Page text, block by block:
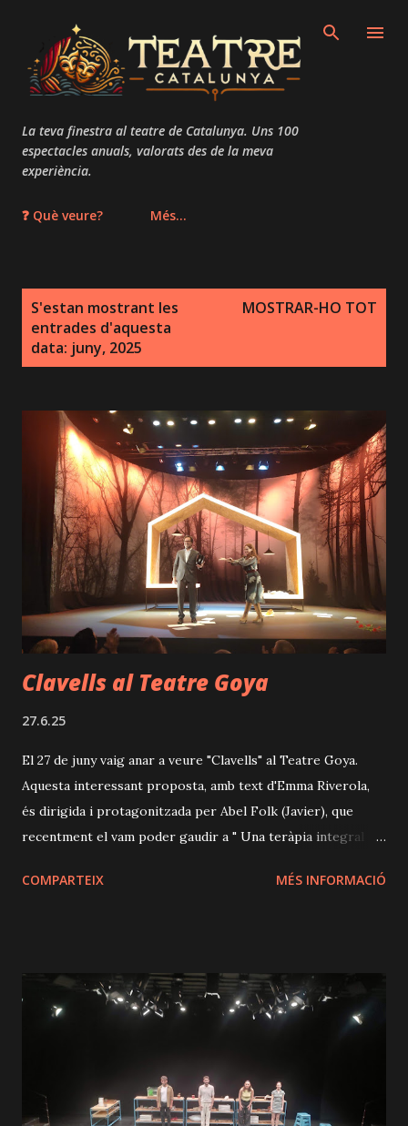
La teva finestra al teatre de Catalunya. Uns 100
espectacles anuals, valorats des de la meva
experiència.
❓ Què veure? Més…
S'estan mostrant les
entrades d'aquesta
data: juny, 2025
MOSTRAR-HO TOT
Clavells al Teatre Goya
27.6.25
El 27 de juny vaig anar a veure "Clavells" al Teatre Goya.
Aquesta interessant proposta, amb text d'Emma Riverola,
és dirigida i protagonitzada per Abel Folk (Javier), que
recentment el vam poder gaudir a " Una teràpia integral ",
figures majúscules del teatre català, amb sòlides i
l’espectacle, aquest ja sorprèn. L’escenografia, de Paco
Azorín, representa una casa moderna i minimalista al bosc,
ben treballada, constitueix una potent imatge inicial que
situa l’espectador davant una proposta que intueix que serà
COMPARTEIX MÉS INFORMACIÓ